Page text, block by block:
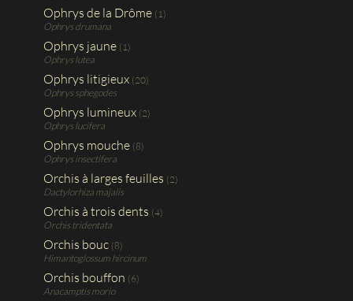
Ophrys de la Drôme (1)
Ophrys drumana
Ophrys jaune (1)
Ophrys lutea
Ophrys litigieux (20)
Ophrys sphegodes
Ophrys lumineux (2)
Ophrys lucifera
Ophrys mouche (8)
Ophrys insectifera
Orchis à larges feuilles (2)
Dactylorhiza majalis
Orchis à trois dents (4)
Orchis tridentata
Orchis bouc (8)
Himantoglossum hircinum
Orchis bouffon (6)
Anacamptis morio